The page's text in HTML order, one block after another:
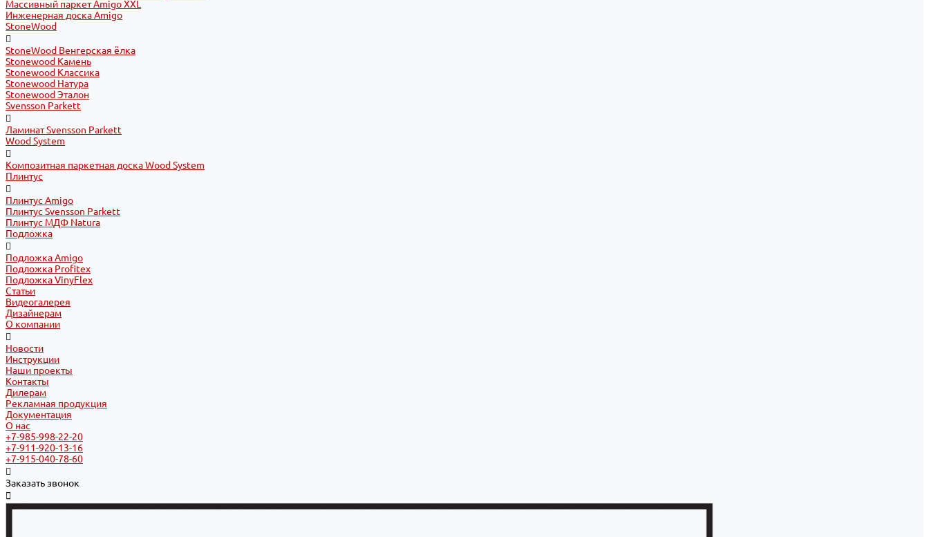
Массивный паркет Amigo XXL
Инженерная доска Amigo
StoneWood
StoneWood Венгерская ёлка
Stonewood Камень
Stonewood Классика
Stonewood Натура
Stonewood Эталон
Svensson Parkett
Ламинат Svensson Parkett
Wood System
Композитная паркетная доска Wood System
Плинтус
Плинтус Amigo
Плинтус Svensson Parkett
Плинтус МДФ Natura
Подложка
Подложка Amigo
Подложка Profitex
Подложка VinyFlex
Статьи
Видеогалерея
Дизайнерам
О компании
Новости
Инструкции
Наши проекты
Контакты
Дилерам
Рекламная продукция
Документация
О нас
+7-985-998-22-20
+7-911-920-13-16
+7-915-040-78-60
Заказать звонок